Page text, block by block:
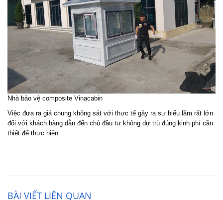
Nhà bảo vệ composite Vinacabin
Việc đưa ra giá chung không sát với thực tế gây ra sự hiểu lầm rất lớn
đối với khách hàng dẫn đến chủ đầu tư không dự trù đúng kinh phí cần
thiết để thực hiện.
BÀI VIẾT LIÊN QUAN